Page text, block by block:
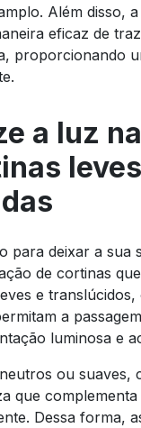
Além disso,
eficaz de
proporcionando
a luz
para deixar a sua
de cortinas
e
a
luminosa e
ou suaves,
que complementa
Dessa forma,